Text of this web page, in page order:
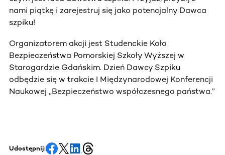
nami piątkę i zarejestruj się jako potencjalny Dawca
szpiku!
Organizatorem akcji jest Studenckie Koło
Bezpieczeństwa Pomorskiej Szkoły Wyższej w
Starogardzie Gdańskim. Dzień Dawcy Szpiku
odbędzie się w trakcie I Międzynarodowej Konferencji
Naukowej „Bezpieczeństwo współczesnego państwa.”
Udostępnij: